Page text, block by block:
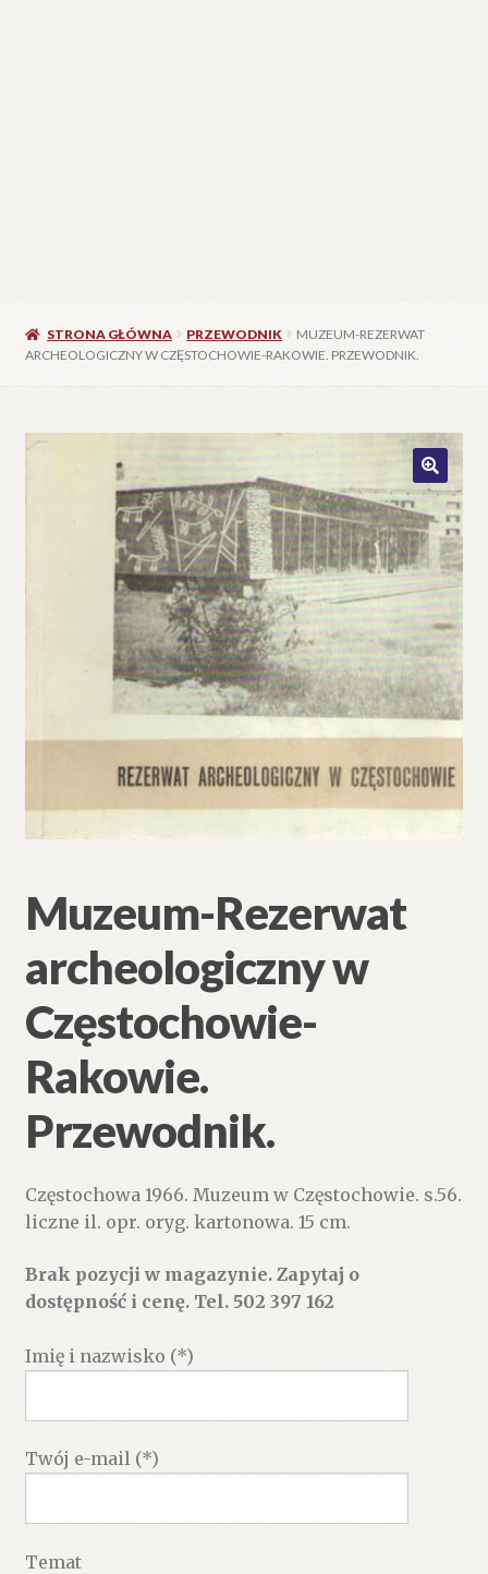
STRONA GŁÓWNA PRZEWODNIK
MUZEUM-REZERWAT
ARCHEOLOGICZNY W CZĘSTOCHOWIE-RAKOWIE. PRZEWODNIK.
🔍
Muzeum-Rezerwat
archeologiczny w
Częstochowie-
Rakowie.
Przewodnik.
Częstochowa 1966. Muzeum w Częstochowie. s.56.
liczne il. opr. oryg. kartonowa. 15 cm.
Brak pozycji w magazynie. Zapytaj o
dostępność i cenę. Tel. 502 397 162
Imię i nazwisko (*)
Twój e-mail (*)
Temat